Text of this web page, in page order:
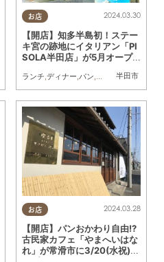
お店
半田市
2024.03.30
【開店】知多半島初！ステー
キ宮の跡地にイタリアン「PI
SOLA半田店」が5月オープ
ランチ,ディナー,パン,カフェ,スイーツ
お店 2024.03.28
【開店】パンおかわり自由!?
古民家カフェ「やまへいはな
れ」が常滑市に3/20(水祝)オ